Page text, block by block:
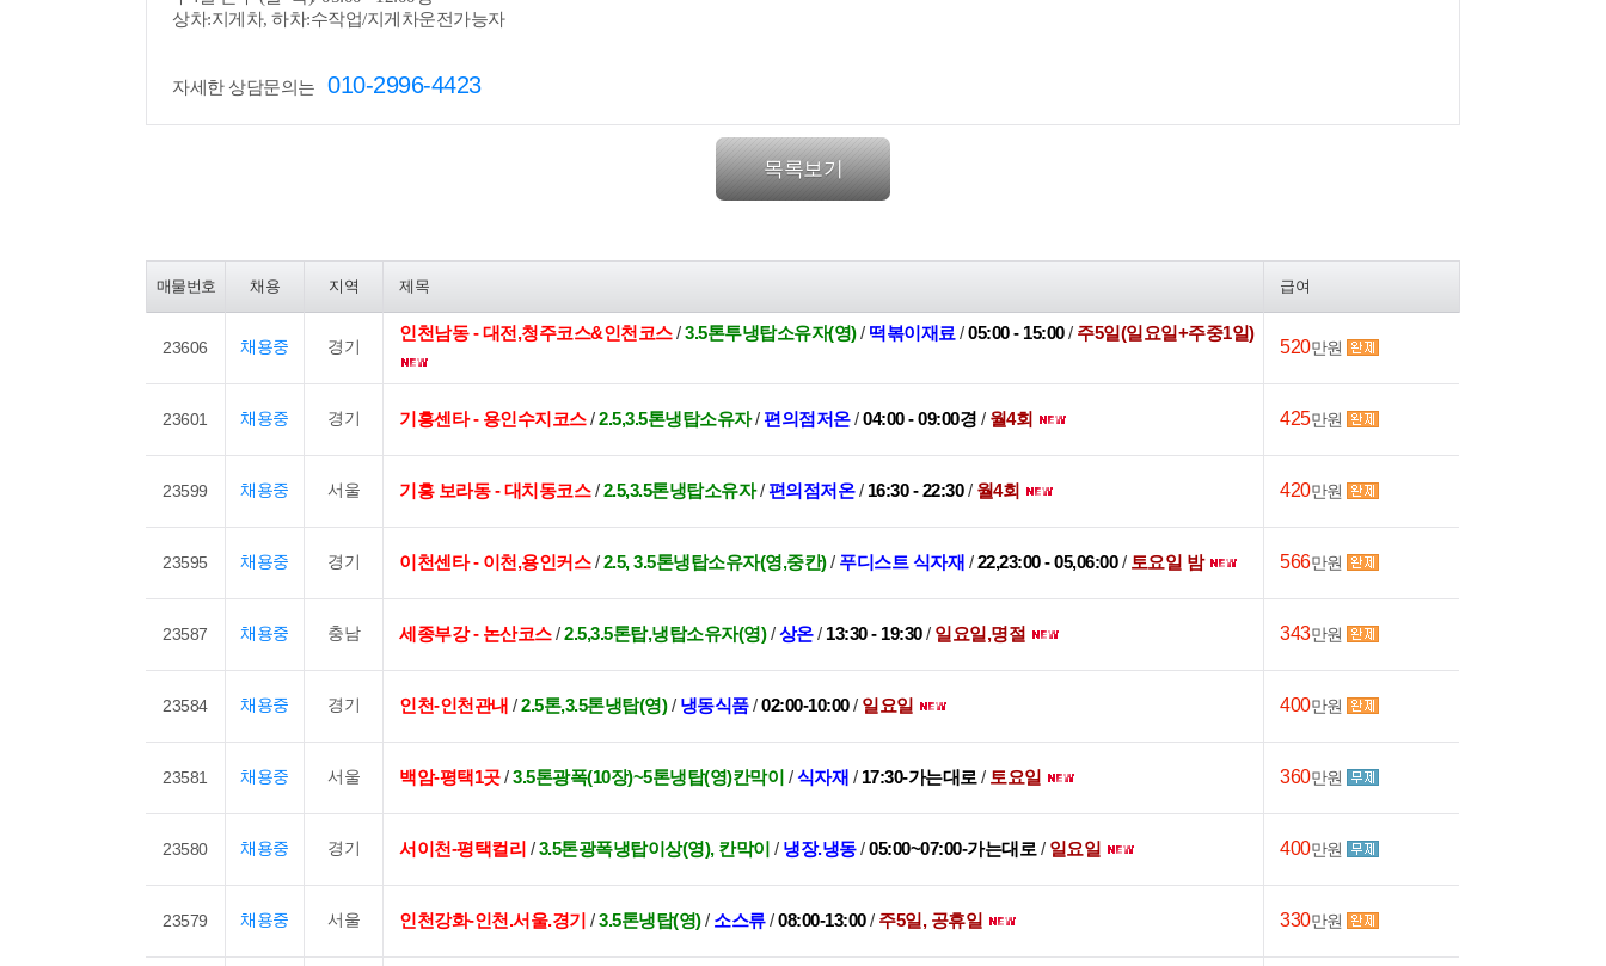
상차:지게차, 하차:수작업/지게차운전가능자
자세한 상담문의는 010-2996-4423
목록보기
매물번호 채용 지역 제목 급여
23606 채용중 경기
인천남동 - 대전,청주코스&인천코스/3.5톤투냉탑소유자(영)/ 떡볶이재료 /05:00 - 15:00/ 주5일(일요일+주중1일)
520만원
23601 채용중 경기 기흥센타 - 용인수지코스/2.5,3.5톤냉탑소유자/편의점저온/04:00 - 09:00경 / 월4회 425만원
23599 채용중 서울 기흥 보라동 - 대치동코스/2.5,3.5톤냉탑소유자/편의점저온/ 16:30 - 22:30/ 월4회 420만원
23595 채용중 경기 이천센타 - 이천,용인커스/2.5, 3.5톤냉탑소유자(영,중칸)/ 푸디스트 식자재 /22,23:00 - 05,06:00/ 토요일 밤 566만원
23587 채용중 충남 세종부강 - 논산코스/2.5,3.5톤탑,냉탑소유자(영)/상온/ 13:30 - 19:30/ 일요일,명절 343만원
23584 채용중 경기 인천-인천관내 /2.5톤,3.5톤냉탑(영)/ 냉동식품/02:00-10:00/ 일요일 400만원
23581 채용중 서울 백암-평택1곳/3.5톤광폭(10장)~5톤냉탑(영)칸막이 /식자재 / 17:30-가는대로 / 토요일 360만원
23580 채용중 경기 서이천-평택컬리 /3.5톤광폭냉탑이상(영), 칸막이 / 냉장.냉동/05:00~07:00-가는대로 / 일요일 400만원
23579 채용중 서울 인천강화-인천.서울.경기 /3.5톤냉탑(영)/ 소스류/08:00-13:00/ 주5일, 공휴일 330만원